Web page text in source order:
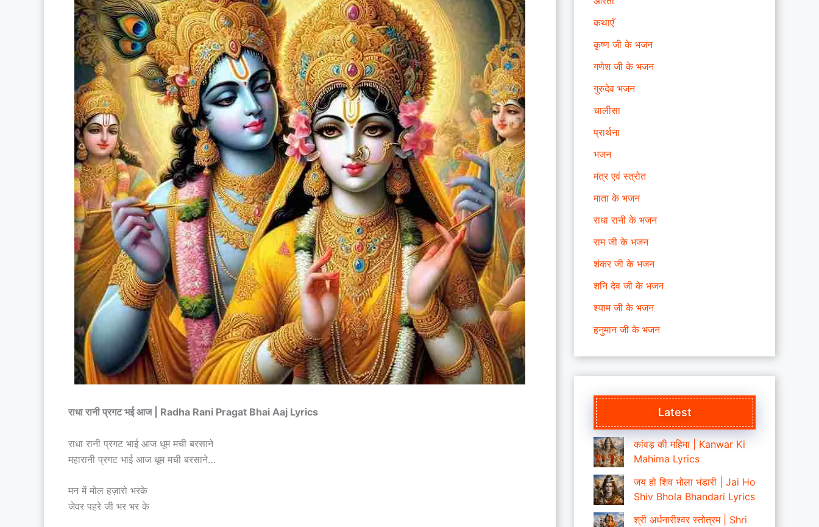
राधा रानी प्रगट भई आज | Radha Rani Pragat Bhai Aaj Lyrics
राधा रानी प्रगट भाई आज धूम मची बरसाने
महारानी प्रगट भाई आज धूम मची बरसाने…
मन में मोल हज़ारो भरके
जेवर पहरे जी भर भर के
कथाएँ
कृष्ण जी के भजन
गणेश जी के भजन
गुरुदेव भजन
चालीसा
प्रार्थना
भजन
मंत्र एवं स्त्रोत
माता के भजन
राधा रानी के भजन
राम जी के भजन
शंकर जी के भजन
शनि देव जी के भजन
श्याम जी के भजन
हनुमान जी के भजन
Latest
कांवड़ की महिमा | Kanwar Ki
Mahima Lyrics
जय हो शिव भोला भंडारी | Jai Ho
Shiv Bhola Bhandari Lyrics
श्री अर्धनारीश्वर स्तोत्रम | Shri